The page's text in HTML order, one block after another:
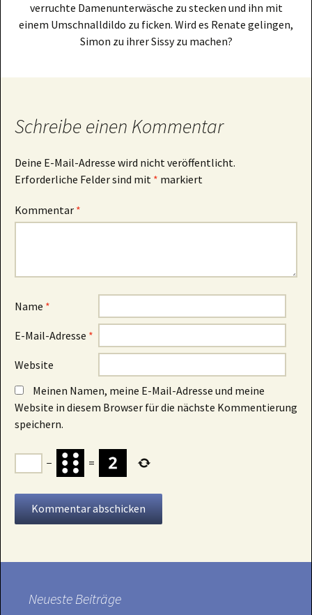
verruchte Damenunterwäsche zu stecken und ihn mit
einem Umschnalldildo zu ficken. Wird es Renate gelingen,
Simon zu ihrer Sissy zu machen?
Schreibe einen Kommentar
Deine E-Mail-Adresse wird nicht veröffentlicht.
Erforderliche Felder sind mit * markiert
Kommentar *
Name *
E-Mail-Adresse *
Website
Meinen Namen, meine E-Mail-Adresse und meine
Website in diesem Browser für die nächste Kommentierung
speichern.
− =
Neueste Beiträge